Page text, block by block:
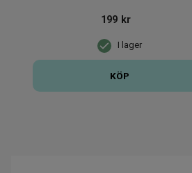
I lager
199 kr
KÖP